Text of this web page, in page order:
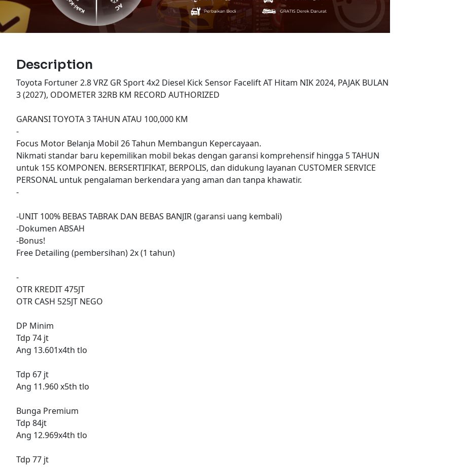
Description
Toyota Fortuner 2.8 VRZ GR Sport 4x2 Diesel Kick Sensor Facelift AT Hitam NIK 2024, PAJAK BULAN
3 (2027), ODOMETER 32RB KM RECORD AUTHORIZED
GARANSI TOYOTA 3 TAHUN ATAU 100,000 KM
-
Focus Motor Belanja Mobil 26 Tahun Membangun Kepercayaan.
Nikmati standar baru kepemilikan mobil bekas dengan garansi komprehensif hingga 5 TAHUN
untuk 155 KOMPONEN. BERSERTIFIKAT, BERPOLIS, dan didukung layanan CUSTOMER SERVICE
PERSONAL untuk pengalaman berkendara yang aman dan tanpa khawatir.
-
-UNIT 100% BEBAS TABRAK DAN BEBAS BANJIR (garansi uang kembali)
-Dokumen ABSAH
-Bonus!
Free Detailing (pembersihan) 2x (1 tahun)
-
OTR KREDIT 475JT
OTR CASH 525JT NEGO
DP Minim
Tdp 74 jt
Ang 13.601x4th tlo
Tdp 67 jt
Ang 11.960 x5th tlo
Bunga Premium
Tdp 84jt
Ang 12.969x4th tlo
Tdp 77 jt